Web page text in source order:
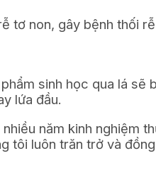
tơ non, gây bệnh thối
sinh học qua lá sẽ
lứa đầu.
năm kinh nghiệm
tôi luôn trăn trở và